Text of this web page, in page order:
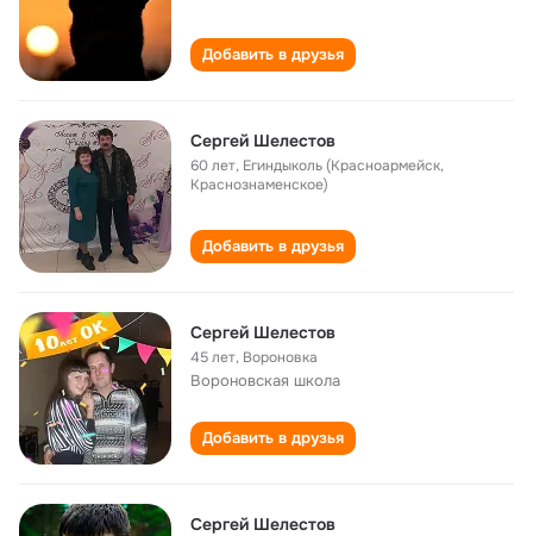
Добавить в друзья
Сергей Шелестов
60 лет, Егиндыколь (Красноармейск,
Краснознаменское)
Добавить в друзья
Сергей Шелестов
45 лет, Вороновка
Вороновская школа
Добавить в друзья
Сергей Шелестов